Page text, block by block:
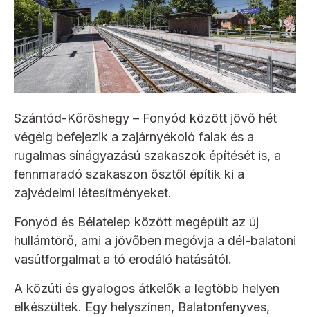
Szántód-Kőröshegy – Fonyód között jövő hét
végéig befejezik a zajárnyékoló falak és a
rugalmas sínágyazású szakaszok építését is, a
fennmaradó szakaszon ősztől építik ki a
zajvédelmi létesítményeket.
Fonyód és Bélatelep között megépült az új
hullámtörő, ami a jövőben megóvja a dél-balatoni
vasútforgalmat a tó erodáló hatásától.
A közúti és gyalogos átkelők a legtöbb helyen
elkészültek. Egy helyszínen, Balatonfenyves,